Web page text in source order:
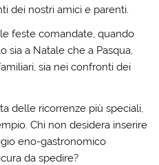
dei nostri amici e parenti.
feste comandate, quando
sia a Natale che a Pasqua,
sia nei confronti dei
delle ricorrenze più speciali,
Chi non desidera inserire
eno-gastronomico
da spedire?